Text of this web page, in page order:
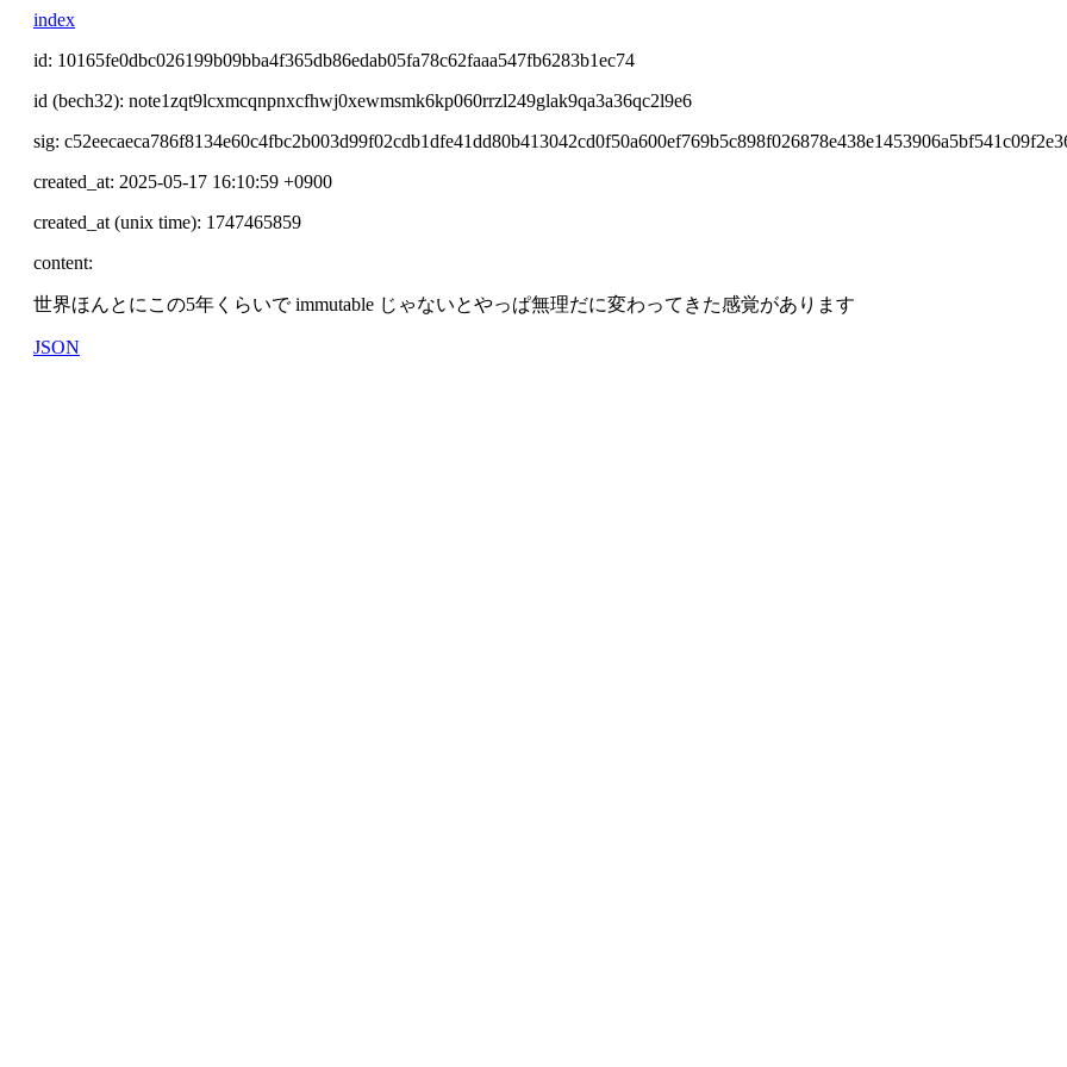
index
id: 10165fe0dbc026199b09bba4f365db86edab05fa78c62faaa547fb6283b1ec74
id (bech32): note1zqt9lcxmcqnpnxcfhwj0xewmsmk6kp060rrzl249glak9qa3a36qc2l9e6
sig:
created_at: 2025-05-17 16:10:59 +0900
created_at (unix time): 1747465859
content:
世界ほんとにこの5年くらいで immutable じゃないとやっぱ無理だに変わってきた感覚があります
JSON